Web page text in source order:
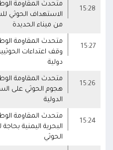
15:28
متحدث المقاومة
الاستهداف الحوثي
من ميناء الحديدة
15:27
متحدث المقاومة
وقف اعتداءات
دولية
15:26
متحدث المقاومة
هجوم الحوثي على
الدولية
15:24
متحدث المقاومة
البحرية اليمنية
الحوثي